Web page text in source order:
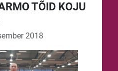
TÕID KOJU
2018